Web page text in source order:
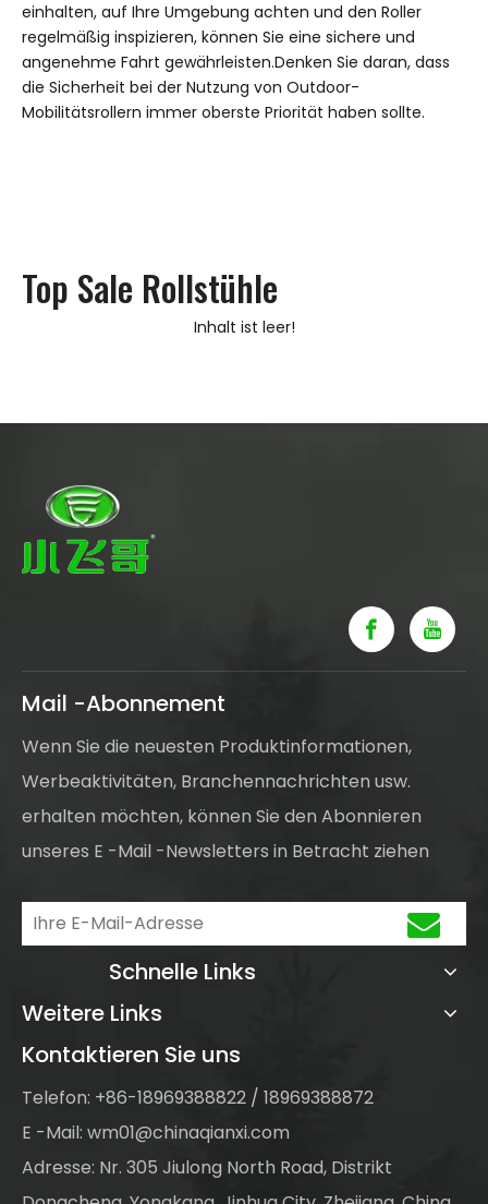
einhalten, auf Ihre Umgebung achten und den Roller
regelmäßig inspizieren, können Sie eine sichere und
angenehme Fahrt gewährleisten.Denken Sie daran, dass
die Sicherheit bei der Nutzung von Outdoor-
Mobilitätsrollern immer oberste Priorität haben sollte.
Top Sale Rollstühle
Inhalt ist leer!
Mail -Abonnement
Wenn Sie die neuesten Produktinformationen,
Werbeaktivitäten, Branchennachrichten usw.
erhalten möchten, können Sie den Abonnieren
unseres E -Mail -Newsletters in Betracht ziehen
Schnelle Links
Weitere Links
Kontaktieren Sie uns
Telefon: +86-18969388822 / 18969388872
E -Mail: wm01@chinaqianxi.com
Adresse: Nr. 305 Jiulong North Road, Distrikt